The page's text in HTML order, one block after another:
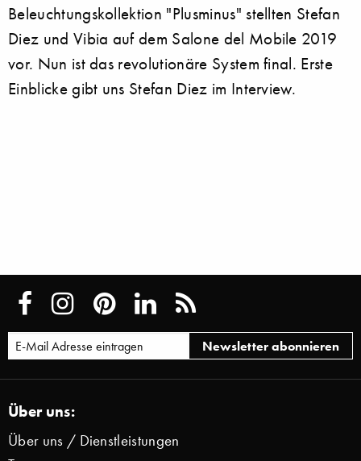
Beleuchtungskollektion "Plusminus" stellten Stefan
Diez und Vibia auf dem Salone del Mobile 2019
vor. Nun ist das revolutionäre System final. Erste
Einblicke gibt uns Stefan Diez im Interview.
Über uns:
Über uns / Dienstleistungen